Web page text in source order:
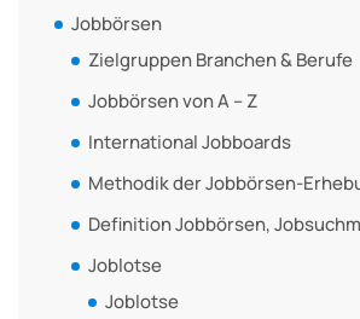
Jobbörsen
Zielgruppen Branchen & Berufe
Jobbörsen von A – Z
International Jobboards
Methodik der Jobbörsen-
Definition Jobbörsen,
Joblotse
Joblotse